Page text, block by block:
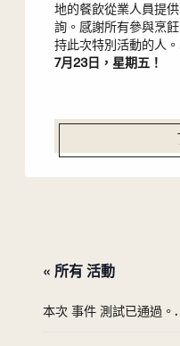
地的餐飲從業人員提
詢。感謝所有參與烹
持此次特別活動的人
7月23日，星期五！
« 所有 活動
本次 事件 測試已通過。.